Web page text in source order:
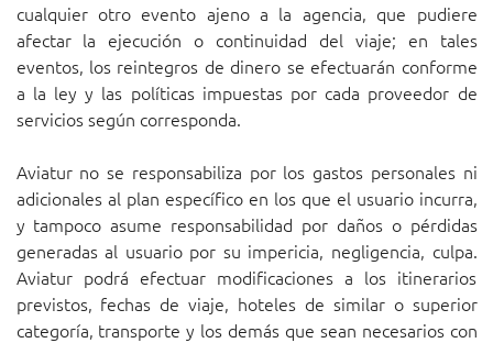
cualquier otro evento ajeno a la agencia, que pudiere
afectar la ejecución o continuidad del viaje; en tales
eventos, los reintegros de dinero se efectuarán conforme
a la ley y las políticas impuestas por cada proveedor de
servicios según corresponda.
Aviatur no se responsabiliza por los gastos personales ni
adicionales al plan específico en los que el usuario incurra,
y tampoco asume responsabilidad por daños o pérdidas
generadas al usuario por su impericia, negligencia, culpa.
Aviatur podrá efectuar modificaciones a los itinerarios
previstos, fechas de viaje, hoteles de similar o superior
categoría, transporte y los demás que sean necesarios con